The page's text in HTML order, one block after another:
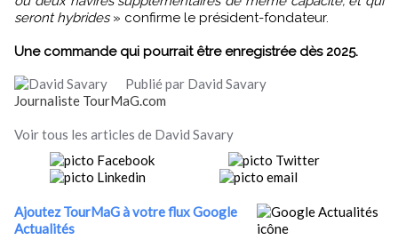
seront hybrides» confirme le président-fondateur.
Une commande qui pourrait être enregistrée dès 2025.
Publié par David Savary
Journaliste TourMaG.com
Voir tous les articles de David Savary
Ajoutez TourMaG à votre flux Google
Actualités